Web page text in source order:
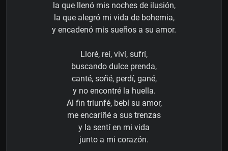
la que llenó mis noches de ilusión,
la que alegró mi vida de bohemia,
y encadenó mis sueños a su amor.
Lloré, reí, viví, sufrí,
buscando dulce prenda,
canté, soñé, perdí, gané,
y no encontré la huella.
Al fin triunfé, bebí su amor,
me encariñé a sus trenzas
y la sentí en mi vida
junto a mi corazón.